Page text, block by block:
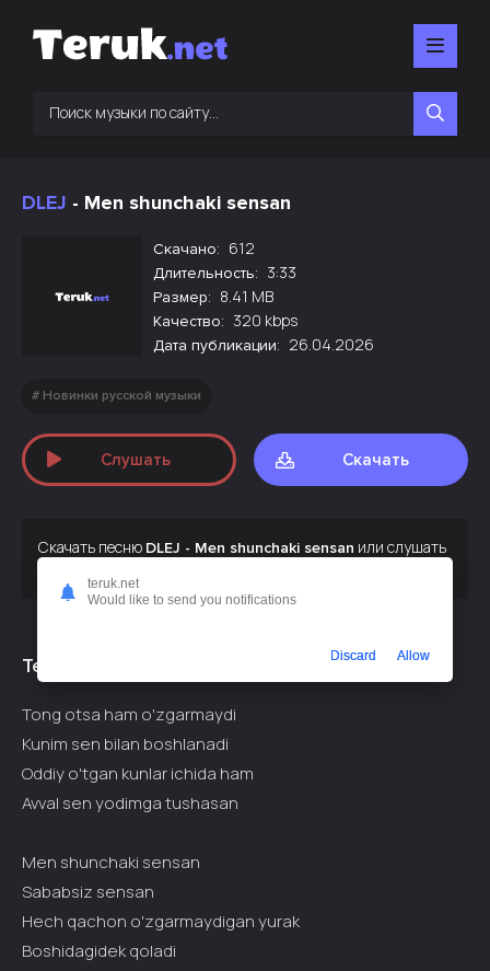
DLEJ - Men shunchaki sensan
Скачано: 612
Длительность: 3:33
Размер: 8.41 MB
Качество: 320 kbps
Дата публикации: 26.04.2026
Новинки русской музыки
Слушать Скачать
Скачать песню DLEJ - Men shunchaki sensan или слушать
Текст припева:
Tong otsa ham o'zgarmaydi
Kunim sen bilan boshlanadi
Oddiy o'tgan kunlar ichida ham
Avval sen yodimga tushasan
Men shunchaki sensan
Sababsiz sensan
Hech qachon o'zgarmaydigan yurak
Boshidagidek qoladi
teruk.net
Would like to send you notifications
Discard Allow